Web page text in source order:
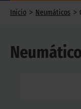
Inicio > Neumáticos >